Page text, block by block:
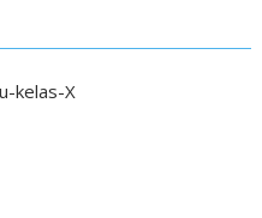
kelas-X